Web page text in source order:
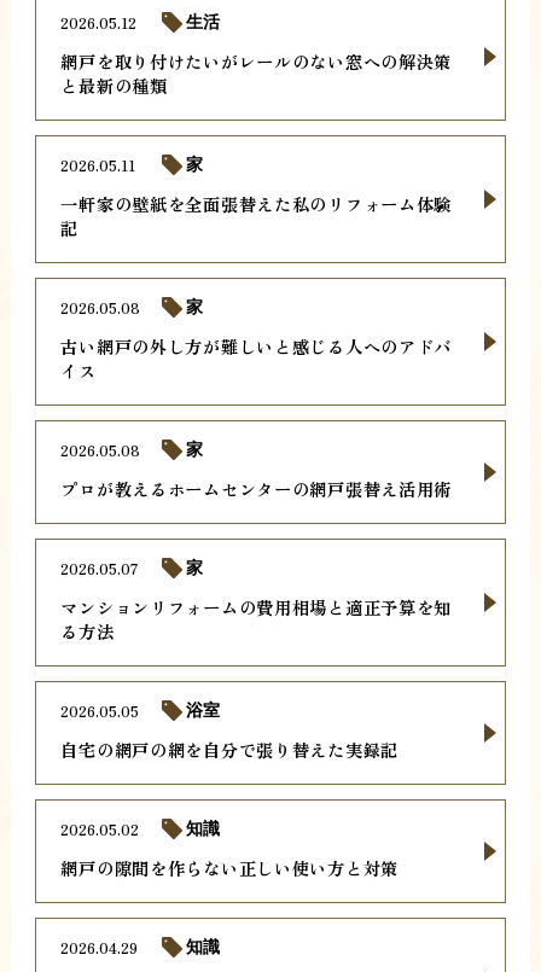
網戸を取り付けたいがレールのない窓への解決策
と最新の種類
2026.05.12 生活
一軒家の壁紙を全面張替えた私のリフォーム体験
記
2026.05.11 家
古い網戸の外し方が難しいと感じる人へのアドバ
イス
2026.05.08 家
プロが教えるホームセンターの網戸張替え活用術
2026.05.08 家
マンションリフォームの費用相場と適正予算を知
る方法
2026.05.07 家
自宅の網戸の網を自分で張り替えた実録記
2026.05.05 浴室
網戸の隙間を作らない正しい使い方と対策
2026.05.02 知識
2026.04.29 知識